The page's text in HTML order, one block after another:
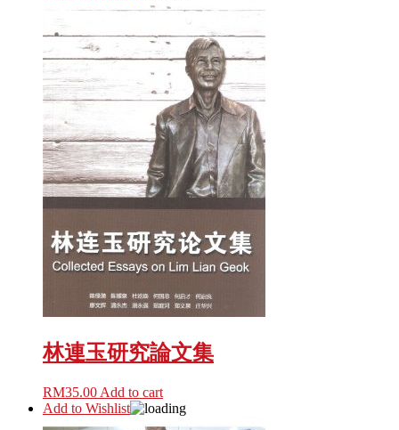
林連玉研究論文集
RM35.00 Add to cart
Add to Wishlist